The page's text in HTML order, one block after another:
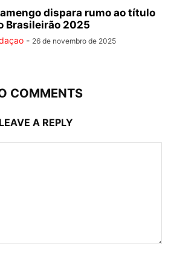
dispara rumo ao título
Brasileirão 2025
- 26 de novembro de 2025
COMMENTS
LEAVE A REPLY